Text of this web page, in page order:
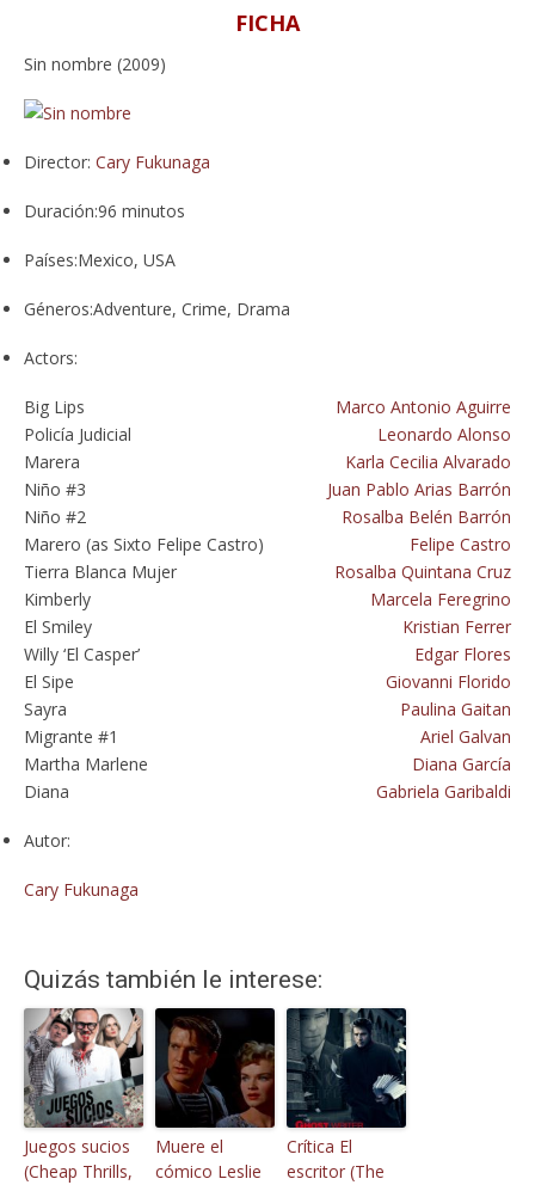
FICHA
Sin nombre (2009)
Director: Cary Fukunaga
Duración:96 minutos
Países:Mexico, USA
Géneros:Adventure, Crime, Drama
Actors:
Big Lips
Marco Antonio Aguirre
Policía Judicial
Leonardo Alonso
Marera
Karla Cecilia Alvarado
Niño #3
Juan Pablo Arias Barrón
Niño #2
Rosalba Belén Barrón
Marero (as Sixto Felipe Castro)
Felipe Castro
Tierra Blanca Mujer
Rosalba Quintana Cruz
Kimberly
Marcela Feregrino
El Smiley
Kristian Ferrer
Willy ‘El Casper’
Edgar Flores
El Sipe
Giovanni Florido
Sayra
Paulina Gaitan
Migrante #1
Ariel Galvan
Martha Marlene
Diana García
Diana
Gabriela Garibaldi
Autor:
Cary Fukunaga
Quizás también le interese:
Juegos sucios
(Cheap Thrills,
Muere el
cómico Leslie
Crítica El
escritor (The